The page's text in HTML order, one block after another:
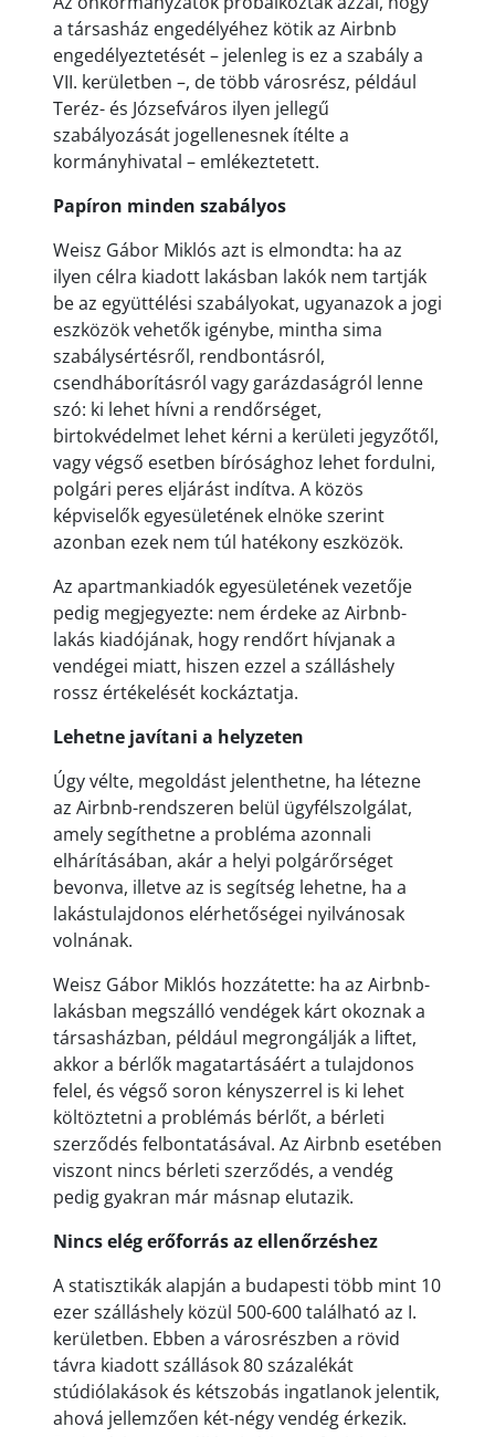
a társasház engedélyéhez kötik az Airbnb
engedélyeztetését – jelenleg is ez a szabály a
VII. kerületben –, de több városrész, például
Teréz- és Józsefváros ilyen jellegű
szabályozását jogellenesnek ítélte a
kormányhivatal – emlékeztetett.
Papíron minden szabályos
Weisz Gábor Miklós azt is elmondta: ha az
ilyen célra kiadott lakásban lakók nem tartják
be az együttélési szabályokat, ugyanazok a jogi
eszközök vehetők igénybe, mintha sima
szabálysértésről, rendbontásról,
csendháborításról vagy garázdaságról lenne
szó: ki lehet hívni a rendőrséget,
birtokvédelmet lehet kérni a kerületi jegyzőtől,
vagy végső esetben bírósághoz lehet fordulni,
polgári peres eljárást indítva. A közös
képviselők egyesületének elnöke szerint
azonban ezek nem túl hatékony eszközök.
Az apartmankiadók egyesületének vezetője
pedig megjegyezte: nem érdeke az Airbnb-
lakás kiadójának, hogy rendőrt hívjanak a
vendégei miatt, hiszen ezzel a szálláshely
rossz értékelését kockáztatja.
Lehetne javítani a helyzeten
Úgy vélte, megoldást jelenthetne, ha létezne
az Airbnb-rendszeren belül ügyfélszolgálat,
amely segíthetne a probléma azonnali
elhárításában, akár a helyi polgárőrséget
bevonva, illetve az is segítség lehetne, ha a
lakástulajdonos elérhetőségei nyilvánosak
volnának.
Weisz Gábor Miklós hozzátette: ha az Airbnb-
lakásban megszálló vendégek kárt okoznak a
társasházban, például megrongálják a liftet,
akkor a bérlők magatartásáért a tulajdonos
felel, és végső soron kényszerrel is ki lehet
költöztetni a problémás bérlőt, a bérleti
szerződés felbontatásával. Az Airbnb esetében
viszont nincs bérleti szerződés, a vendég
pedig gyakran már másnap elutazik.
Nincs elég erőforrás az ellenőrzéshez
A statisztikák alapján a budapesti több mint 10
ezer szálláshely közül 500-600 található az I.
kerületben. Ebben a városrészben a rövid
távra kiadott szállások 80 százalékát
stúdiólakások és kétszobás ingatlanok jelentik,
ahová jellemzően két-négy vendég érkezik.